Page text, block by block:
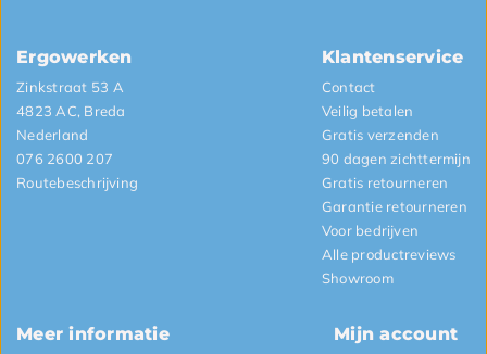
Ergowerken
Zinkstraat 53 A
4823 AC, Breda
Nederland
076 2600 207
Routebeschrijving
Klantenservice
Contact
Veilig betalen
Gratis verzenden
90 dagen zichttermijn
Gratis retourneren
Garantie retourneren
Voor bedrijven
Alle productreviews
Showroom
Meer informatie Mijn account